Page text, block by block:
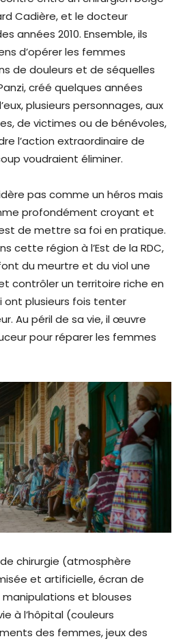
Cadière, et le docteur
années 2010. Ensemble, ils
d’opérer les femmes
de douleurs et de séquelles
créé quelques années
plusieurs personnages, aux
de victimes ou de bénévoles,
l’action extraordinaire de
voudraient éliminer.
pas comme un héros mais
profondément croyant et
de mettre sa foi en pratique.
cette région à l’Est de la RDC,
du meurtre et du viol une
contrôler un territoire riche en
ont plusieurs fois tenter
Au péril de sa vie, il œuvre
pour réparer les femmes
chirurgie (atmosphère
et artificielle, écran de
et blouses
à l’hôpital (couleurs
des femmes, jeux des